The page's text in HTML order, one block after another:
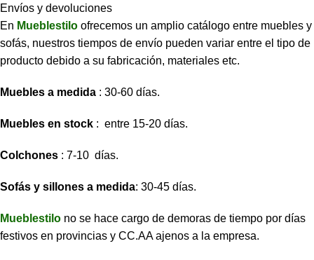
Envíos y devoluciones
En Mueblestilo ofrecemos un amplio catálogo entre muebles y
sofás, nuestros tiempos de envío pueden variar entre el tipo de
producto debido a su fabricación, materiales etc.
Muebles a medida : 30-60 días.
Muebles en stock : entre 15-20 días.
Colchones : 7-10 días.
Sofás y sillones a medida: 30-45 días.
Mueblestilo no se hace cargo de demoras de tiempo por días
festivos en provincias y CC.AA ajenos a la empresa.